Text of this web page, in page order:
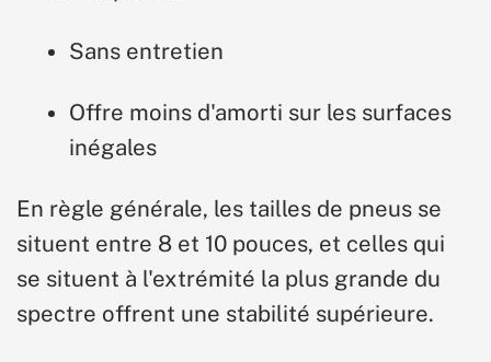
Sans entretien
Offre moins d'amorti sur les surfaces
inégales
En règle générale, les tailles de pneus se
situent entre 8 et 10 pouces, et celles qui
se situent à l'extrémité la plus grande du
spectre offrent une stabilité supérieure.